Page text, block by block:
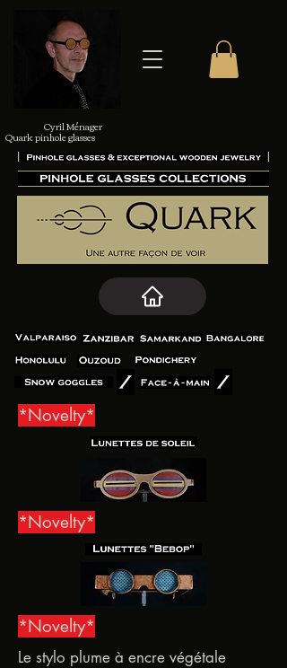
Cyril Ménager
Quark pinhole glasses
*Novelty*
*Novelty*
*Novelty*
Le stylo plume à encre végétale